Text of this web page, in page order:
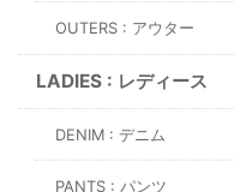
OUTERS : アウター
LADIES : レディース
DENIM : デニム
PANTS : パンツ